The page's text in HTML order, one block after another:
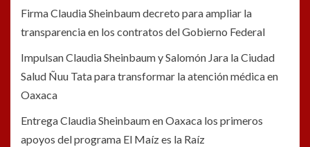
Firma Claudia Sheinbaum decreto para ampliar la
transparencia en los contratos del Gobierno Federal
Impulsan Claudia Sheinbaum y Salomón Jara la Ciudad
Salud Ñuu Tata para transformar la atención médica en
Oaxaca
Entrega Claudia Sheinbaum en Oaxaca los primeros
apoyos del programa El Maíz es la Raíz